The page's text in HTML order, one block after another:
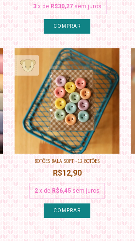
3 x deR$30,27 sem juros
COMPRAR
BOTÕES BALA SOFT - 12 BOTÕES
R$12,90
2 x deR$6,45 sem juros